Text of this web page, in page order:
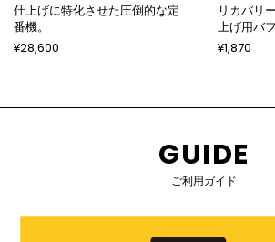
仕上げに特化させた圧倒的な定
番機。
¥28,600
リカバリ
上げ用バフ
¥1,870
GUIDE
ご利用ガイド